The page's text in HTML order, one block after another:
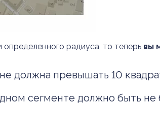
радиуса, то теперь вы
должна превышать 10
сегменте должно быть не